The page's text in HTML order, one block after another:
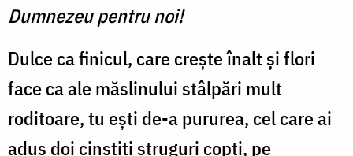
Dumnezeu pentru noi!
Dulce ca finicul, care crește înalt și flori
face ca ale măslinului stâlpări mult
roditoare, tu ești de-a pururea, cel care ai
adus doi cinstiți struguri copți, pe